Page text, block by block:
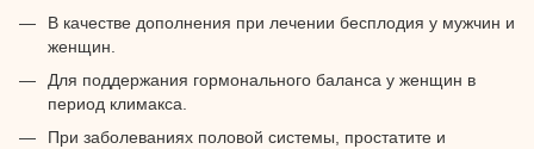
В качестве дополнения при лечении бесплодия у мужчин и
женщин.
Для поддержания гормонального баланса у женщин в
период климакса.
При заболеваниях половой системы, простатите и